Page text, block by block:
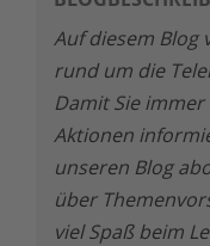
Auf diesem Blog
rund um die
Damit Sie
Aktionen
unseren Blog
über
viel Spaß beim